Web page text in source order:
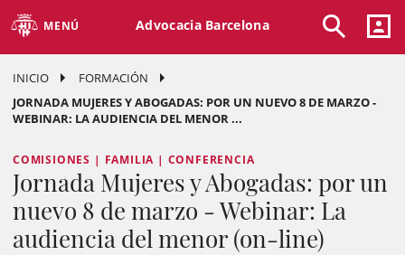
MENÚ Advocacia Barcelona
INICIO
FORMACIÓN
JORNADA MUJERES Y ABOGADAS: POR UN NUEVO 8 DE MARZO -
WEBINAR: LA AUDIENCIA DEL MENOR ...
COMISIONES | FAMILIA | CONFERENCIA
Jornada Mujeres y Abogadas: por un
nuevo 8 de marzo - Webinar: La
audiencia del menor (on-line)